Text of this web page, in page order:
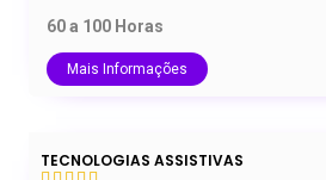
60 a 100 Horas
Mais Informações
TECNOLOGIAS ASSISTIVAS